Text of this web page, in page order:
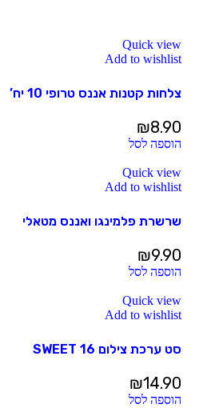
Quick view
Add to wishlist
צלחות קטנות אננס טרופי 10 יח’
₪8.90
הוספה לסל
Quick view
Add to wishlist
שרשרת פלמינגו ואננס מטאלי
₪9.90
הוספה לסל
Quick view
Add to wishlist
סט ערכת צילום SWEET 16
₪14.90
הוספה לסל